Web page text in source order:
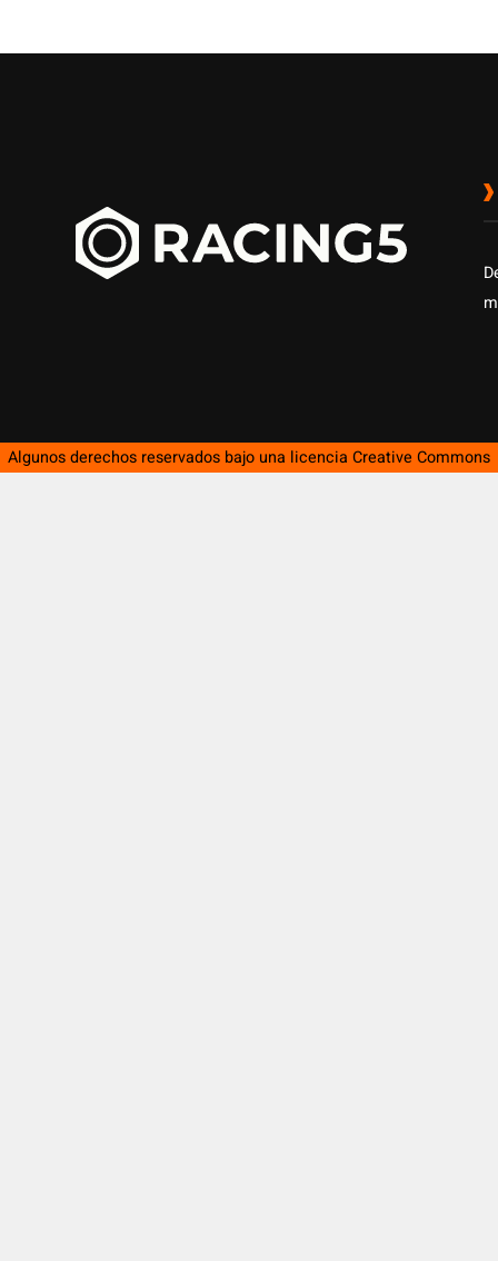
Algunos derechos reservados bajo una licencia Creative Commons